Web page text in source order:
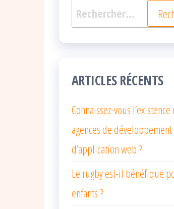
Rechercher :
ARTICLES RÉCENTS
Connaissez-vous l’existence
agences de développement
d’application web ?
Le rugby est-il bénéfique
enfants ?